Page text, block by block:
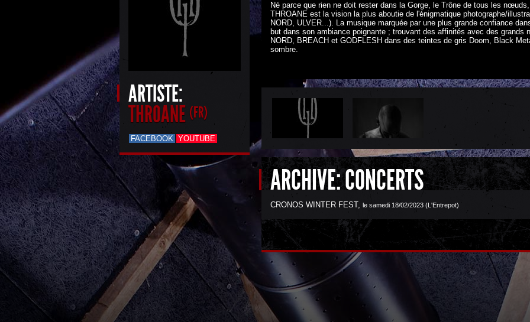
ARTISTE:
THROANE (FR)
FACEBOOK YOUTUBE
Né parce que rien ne doit rester dans la Gorge, le Trône de tous les
THROANE est la vision la plus aboutie de l'énigmatique photographe/
NORD, ULVER...). La musique marquée par une plus grande confiance
but dans son ambiance poignante ; trouvant des affinités avec des grands
NORD, BREACH et GODFLESH dans des teintes de gris Doom, Black
sombre.
ARCHIVE: CONCERTS
CRONOS WINTER FEST, le samedi 18/02/2023 (L'Entrepot)